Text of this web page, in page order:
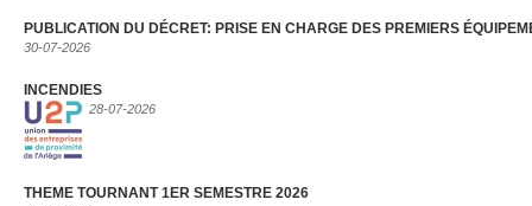
PUBLICATION DU DÉCRET: PRISE EN CHARGE DES PREMIERS
30-07-2026
INCENDIES
28-07-2026
THEME TOURNANT 1ER SEMESTRE 2026